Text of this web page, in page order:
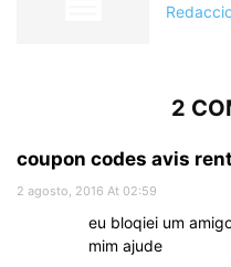
2
coupon codes avis
2 agosto, 2016 At 02:59
eu bloqiei um
mim ajude